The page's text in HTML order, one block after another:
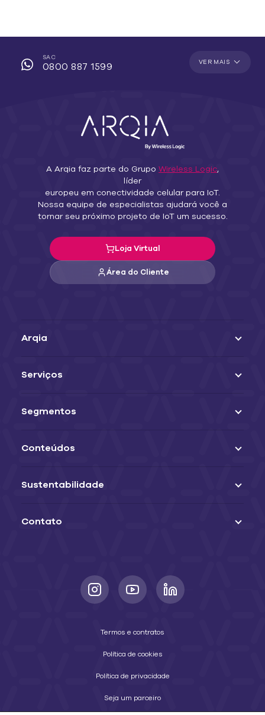
SAC
0800 887 1599 VER MAIS
A Arqia faz parte do Grupo Wireless Logic,
líder
europeu em conectividade celular para IoT.
Nossa equipe de especialistas ajudará você a
tornar seu próximo projeto de IoT um sucesso.
Loja Virtual
Área do Cliente
Arqia
Serviços
Segmentos
Conteúdos
Sustentabilidade
Contato
Termos e contratos
Política de cookies
Política de privacidade
Seja um parceiro